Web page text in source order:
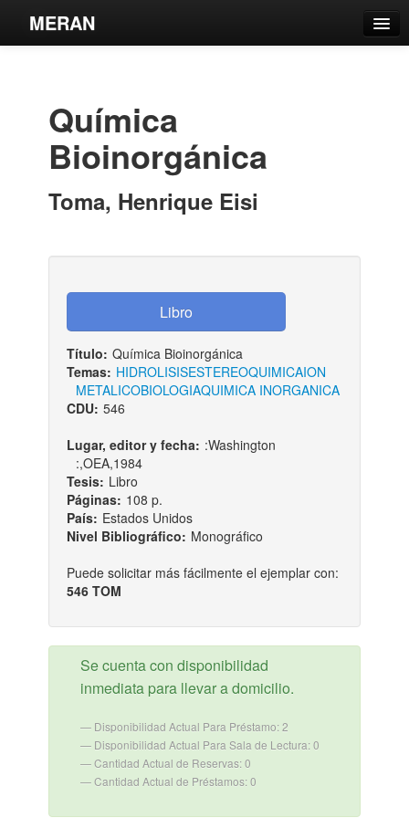
MERAN
Estantes Virtuales
Química
Bioinorgánica
Toma, Henrique Eisi
Título: Química Bioinorgánica
Temas: HIDROLISISESTEREOQUIMICAION
METALICOBIOLOGIAQUIMICA INORGANICA
CDU: 546
Lugar, editor y fecha: :Washington
:,OEA,1984
Tesis: Libro
Páginas: 108 p.
País: Estados Unidos
Nivel Bibliográfico: Monográfico
Puede solicitar más fácilmente el ejemplar con:
546 TOM
Se cuenta con disponibilidad
inmediata para llevar a domicilio.
Disponibilidad Actual Para Préstamo: 2
Disponibilidad Actual Para Sala de Lectura: 0
Cantidad Actual de Reservas: 0
Cantidad Actual de Préstamos: 0